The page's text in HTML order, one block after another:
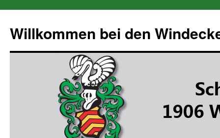
Willkommen bei den